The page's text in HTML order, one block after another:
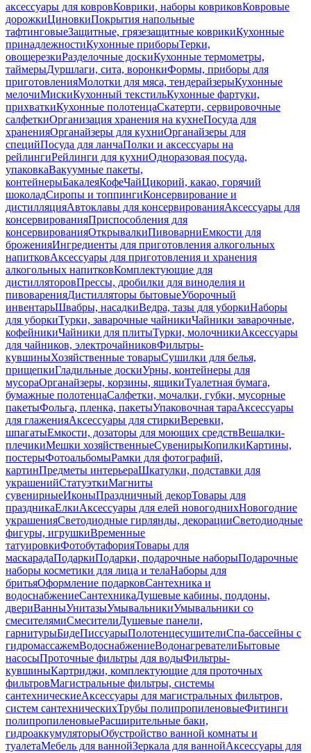
аксессуары для ковровКоврики, наборы ковриковКовровые
дорожкиЦиновкиПокрытия напольные
тафтинговыеЗащитные, грязезащитные коврикиКухонные
принадлежностиКухонные приборыТерки,
овощерезкиРазделочные доскиКухонные термометры,
таймерыДуршлаги, сита, воронкиФормы, приборы для
приготовленияМолотки для мяса, тендерайзерыКухонные
мелочиМискиКухонный текстильКухонные фартуки,
прихваткиКухонные полотенцаСкатерти, сервировочные
салфеткиОрганизация хранения на кухнеПосуда для
храненияОрганайзеры для кухниОрганайзеры для
специйПосуда для ланчаПолки и аксессуары на
рейлингиРейлинги для кухниОдноразовая посуда,
упаковкаВакуумные пакеты,
контейнерыБакалеяКофеЧайЦикорий, какао, горячий
шоколадСиропы и топпингиКонсервирование и
дистилляцияАвтоклавы для консервированияАксессуары для
консервированияПриспособления для
консервированияОткрывалкиПивоварниЕмкости для
броженияИнгредиенты для приготовления алкогольных
напитковАксессуары для приготовления и хранения
алкогольных напитковКомплектующие для
дистилляторовПрессы, дробилки для виноделия и
пивоваренияДистилляторы бытовыеУборочный
инвентарьШвабры, насадкиВедра, тазы для уборкиНаборы
для уборкиТурки, заварочные чайникиЧайники заварочные,
кофейникиЧайники для плитыТурки, молочникиАксессуары
для чайников, электрочайниковФильтры-
кувшиныХозяйственные товарыСушилки для белья,
прищепкиГладильные доскиУрны, контейнеры для
мусораОрганайзеры, корзины, ящикиТуалетная бумага,
бумажные полотенцаСалфетки, мочалки, губки, мусорные
пакетыФольга, пленка, пакетыУпаковочная тараАксессуары
для глаженияАксессуары для стиркиВеревки,
шпагатыЕмкости, дозаторы для моющих средствВешалки-
плечикиМешки хозяйственныеСувенирыКопилкиКартины,
постерыФотоальбомыРамки для фотографий,
картинПредметы интерьераШкатулки, подставки для
украшенийСтатуэткиМагниты
сувенирныеИконыПраздничный декорТовары для
праздникаЕлкиАксессуары для елей новогоднихНовогодние
украшенияСветодиодные гирлянды, декорацииСветодиодные
фигуры, игрушкиВременные
татуировкиФотобутафорияТовары для
маскарадаПодаркиПодарки, подарочные наборыПодарочные
наборы косметики для лица и телаНаборы для
бритьяОформление подарковСантехника и
водоснабжениеСантехникаДушевые кабины, поддоны,
двериВанныУнитазыУмывальникиУмывальники со
смесителямиСмесителиДушевые панели,
гарнитурыБидеПиссуарыПолотенцесушителиСпа-бассейны с
гидромассажемВодоснабжениеВодонагревателиБытовые
насосыПроточные фильтры для водыФильтры-
кувшиныКартриджи, комплектующие для проточных
фильтровМагистральные фильтры, системы
сантехническиеАксессуары для магистральных фильтров,
систем сантехническихТрубы полипропиленовыеФитинги
полипропиленовыеРасширительные баки,
гидроаккумуляторыОбустройство ванной комнаты и
туалетаМебель для ваннойЗеркала для ваннойАксессуары для